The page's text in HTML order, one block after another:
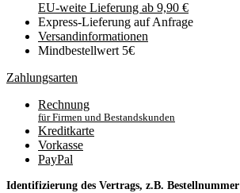
EU-weite Lieferung ab 9,90 €
Express-Lieferung auf Anfrage
Versand­informationen
Mindbestellwert 5€
Zahlungsarten
Rechnung
für Firmen und Bestandskunden
Kreditkarte
Vorkasse
PayPal
Identifizierung des Vertrags, z.B. Bestellnummer